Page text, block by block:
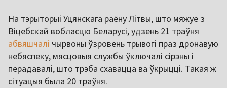
На тэрыторыі Уцянскага раёну Літвы, што мяжуе з
Віцебскай вобласцю Беларусі, удзень 21 траўня
абвяшчалі чырвоны ўзровень трывогі праз дронавую
небяспеку, мясцовыя службы ўключалі сірэны і
перадавалі, што трэба схавацца ва ўкрыцці. Такая ж
сітуацыя была 20 траўня.